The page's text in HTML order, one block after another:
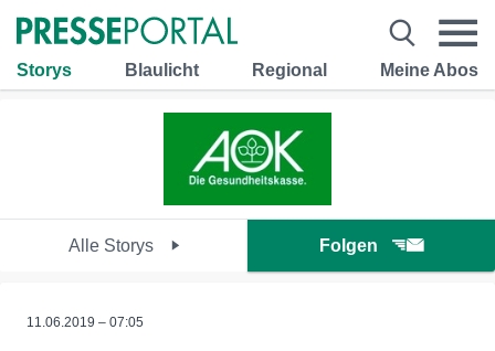
Storys Blaulicht Regional Meine Abos
Alle Storys Folgen
11.06.2019 – 07:05